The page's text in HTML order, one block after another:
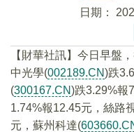
日期：
【財華社訊】今日早盤
中光學(002189.CN)跌
(300167.CN)跌3.29%報
1.74%報12.45元，絲路
元，蘇州科達(